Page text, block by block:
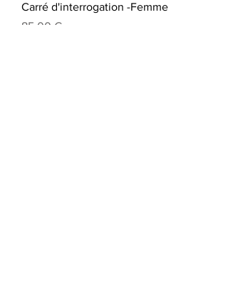
Carré d'interrogation -Femme
Prix
85,00 €